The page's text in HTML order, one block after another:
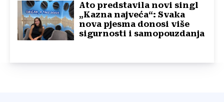
Ato predstavila novi singl
„Kazna najveća“: Svaka
nova pjesma donosi više
sigurnosti i samopouzdanja